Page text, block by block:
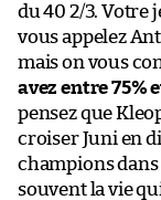
du 40 2/3. Votre
vous appelez
mais on vous
avez entre 75%
pensez que
croiser Juni en
champions dans
souvent la vie